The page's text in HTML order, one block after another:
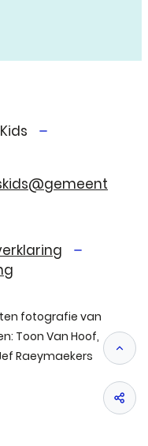
@gemeent
fotografie van
Toon Van Hoof,
Raeymaekers